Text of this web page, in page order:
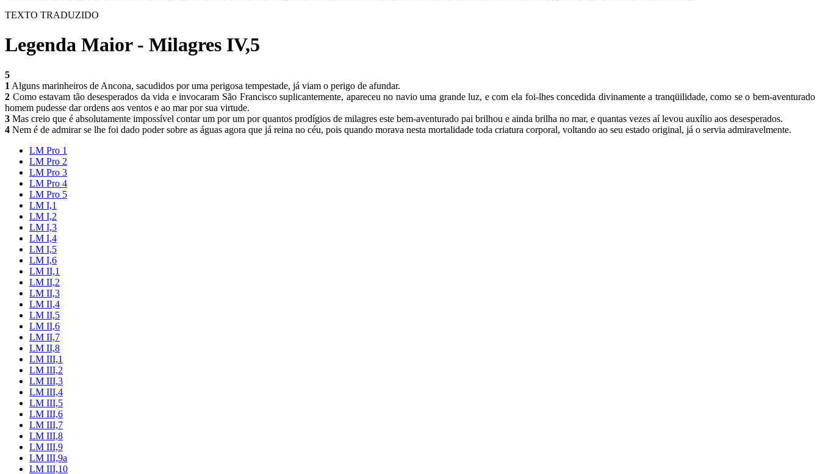
TEXTO TRADUZIDO
Legenda Maior - Milagres IV,5
5
1 Alguns marinheiros de Ancona, sacudidos por uma perigosa tempestade, já viam o perigo de afundar.
2 Como estavam tão desesperados da vida e invocaram São Francisco suplicantemente, apareceu no navio uma grande luz, e com ela foi-lhes concedida divinamente a tranqüilidade, como se o bem-aventurado
homem pudesse dar ordens aos ventos e ao mar por sua virtude.
3 Mas creio que é absolutamente impossível contar um por um por quantos prodígios de milagres este bem-aventurado pai brilhou e ainda brilha no mar, e quantas vezes aí levou auxílio aos desesperados.
4 Nem é de admirar se lhe foi dado poder sobre as águas agora que já reina no céu, pois quando morava nesta mortalidade toda criatura corporal, voltando ao seu estado original, já o servia admiravelmente.
LM Pro 1
LM Pro 2
LM Pro 3
LM Pro 4
LM Pro 5
LM I,1
LM I,2
LM I,3
LM I,4
LM I,5
LM I,6
LM II,1
LM II,2
LM II,3
LM II,4
LM II,5
LM II,6
LM II,7
LM II,8
LM III,1
LM III,2
LM III,3
LM III,4
LM III,5
LM III,6
LM III,7
LM III,8
LM III,9
LM III,9a
LM III,10